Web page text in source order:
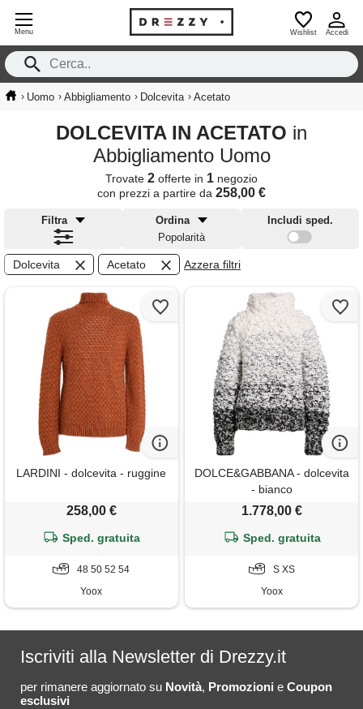
Menu Wishlist Accedi
› Uomo › Abbigliamento › Dolcevita › Acetato
DOLCEVITA IN ACETATO in
Abbigliamento Uomo
Trovate 2 offerte in 1 negozio
con prezzi a partire da 258,00 €
Filtra
Ordina
Popolarità
Includi sped.
Dolcevita Acetato Azzera filtri
LARDINI - dolcevita - ruggine
258,00 €
Sped. gratuita
48 50 52 54
Yoox
DOLCE&GABBANA - dolcevita
- bianco
1.778,00 €
Sped. gratuita
S XS
Yoox
Iscriviti alla Newsletter di Drezzy.it
per rimanere aggiornato su Novità, Promozioni e Coupon
esclusivi